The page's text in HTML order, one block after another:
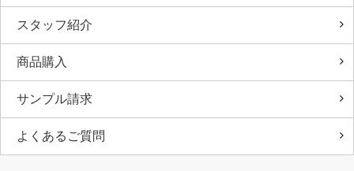
スタッフ紹介
商品購入
サンプル請求
よくあるご質問